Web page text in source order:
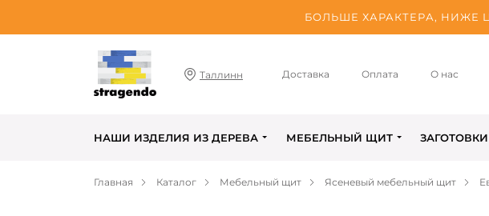
БОЛЬШЕ ХАРАКТЕРА, НИЖЕ
Таллинн Доставка Оплата О нас
НАШИ ИЗДЕЛИЯ ИЗ ДЕРЕВА МЕБЕЛЬНЫЙ ЩИТ ЗАГОТОВКИ
Главная Каталог Мебельный щит Ясеневый мебельный щит